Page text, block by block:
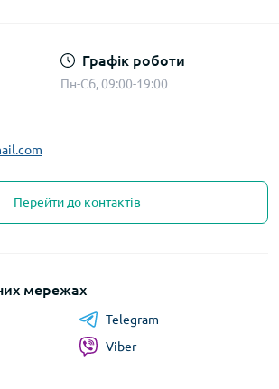
Графік роботи
Пн-Сб, 09:00-19:00
Перейти до контактів
мережах
Telegram
Viber